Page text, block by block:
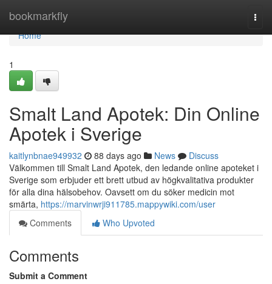
bookmarkfly
Home
Home
1
Smalt Land Apotek: Din Online
Apotek i Sverige
kaitlynbnae949932 88 days ago News
Discuss
Välkommen till Smalt Land Apotek, den ledande online apoteket i
Sverige som erbjuder ett brett utbud av högkvalitativa produkter
för alla dina hälsobehov. Oavsett om du söker medicin mot
smärta, https://marvinwrji911785.mappywiki.com/user
Comments
Who Upvoted
Comments
Submit a Comment